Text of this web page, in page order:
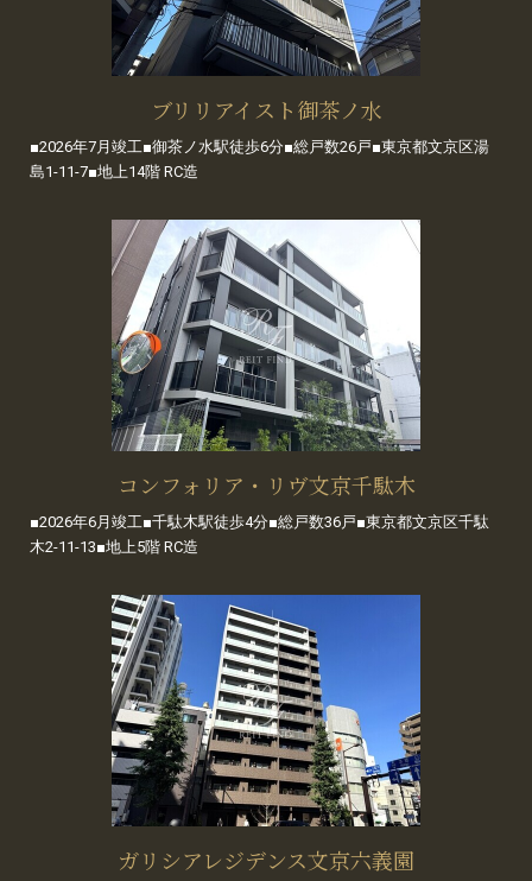
ブリリアイスト御茶ノ水
■2026年7月竣工■御茶ノ水駅徒歩6分■総戸数26戸■東京都文京区湯
島1-11-7■地上14階 RC造
コンフォリア・リヴ文京千駄木
■2026年6月竣工■千駄木駅徒歩4分■総戸数36戸■東京都文京区千駄
木2-11-13■地上5階 RC造
ガリシアレジデンス文京六義園